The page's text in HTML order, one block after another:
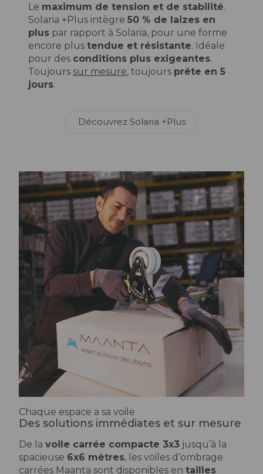
Le maximum de tension et de stabilité.
Solaria +Plus intègre 50 % de laizes en
plus par rapport à Solaria, pour une forme
encore plus tendue et résistante. Idéale
pour des conditions plus exigeantes.
Toujours sur mesure, toujours prête en 5
jours.
Découvrez Solaria +Plus
Chaque espace a sa voile
Des solutions immédiates et sur mesure
De la voile carrée compacte 3x3 jusqu’à la
spacieuse 6x6 mètres, les voiles d’ombrage
carrées Maanta sont disponibles en tailles